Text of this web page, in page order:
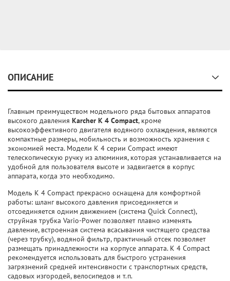
ОПИСАНИЕ
Главным преимуществом модельного ряда бытовых аппаратов
высокого давления Karcher K 4 Compact, кроме
высокоэффективного двигателя водяного охлаждения, являются
компактные размеры, мобильность и возможность хранения с
экономией места. Модели K 4 серии Compact имеют
телескопическую ручку из алюминия, которая устанавливается на
удобной для пользователя высоте и задвигается в корпус
аппарата, когда это необходимо.
Модель K 4 Compact прекрасно оснащена для комфортной
работы: шланг высокого давления присоединяется и
отсоединяется одним движением (система Quick Connect),
струйная трубка Vario-Power позволяет плавно изменять
давление, встроенная система всасывания чистящего средства
(через трубку), водяной фильтр, практичный отсек позволяет
размещать принадлежности на корпусе аппарата. K 4 Compact
рекомендуется использовать для быстрого устранения
загрязнений средней интенсивности с транспортных средств,
садовых изгородей, велосипедов и т.п.